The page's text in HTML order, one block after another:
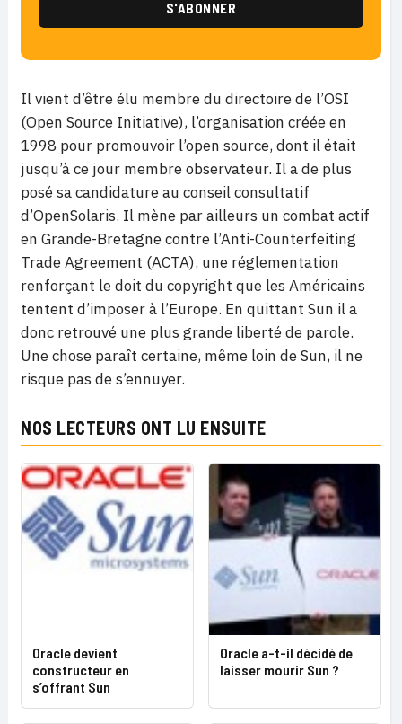
Il vient d’être élu membre du directoire de l’OSI
(Open Source Initiative), l’organisation créée en
1998 pour promouvoir l’open source, dont il était
jusqu’à ce jour membre observateur. Il a de plus
posé sa candidature au conseil consultatif
d’OpenSolaris. Il mène par ailleurs un combat actif
en Grande-Bretagne contre l’Anti-Counterfeiting
Trade Agreement (ACTA), une réglementation
renforçant le doit du copyright que les Américains
tentent d’imposer à l’Europe. En quittant Sun il a
donc retrouvé une plus grande liberté de parole.
Une chose paraît certaine, même loin de Sun, il ne
risque pas de s’ennuyer.
NOS LECTEURS ONT LU ENSUITE
Oracle devient
constructeur en
s’offrant Sun
Oracle a-t-il décidé de
laisser mourir Sun ?